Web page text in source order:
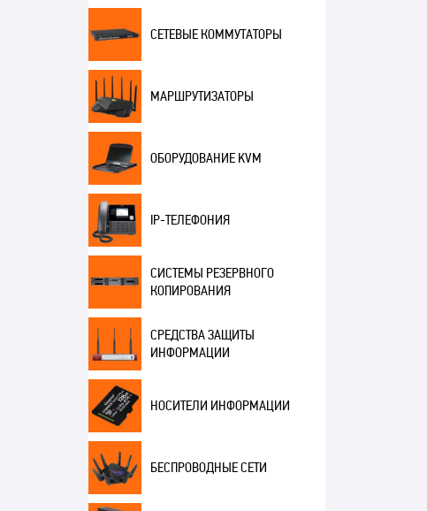
СЕТЕВЫЕ КОММУТАТОРЫ
МАРШРУТИЗАТОРЫ
ОБОРУДОВАНИЕ KVM
IP-ТЕЛЕФОНИЯ
СИСТЕМЫ РЕЗЕРВНОГО
КОПИРОВАНИЯ
СРЕДСТВА ЗАЩИТЫ
ИНФОРМАЦИИ
НОСИТЕЛИ ИНФОРМАЦИИ
БЕСПРОВОДНЫЕ СЕТИ